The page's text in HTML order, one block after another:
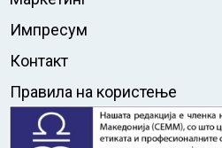
Импресум
Контакт
Правила на користење